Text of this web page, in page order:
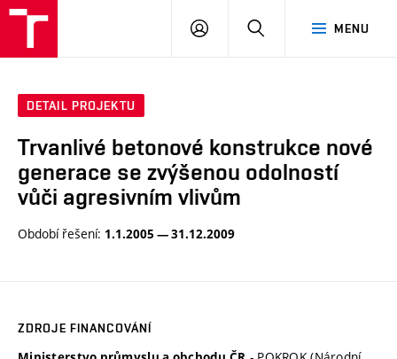
MENU
PŘIHLÁSIT
DETAIL PROJEKTU
Trvanlivé betonové konstrukce nové
generace se zvýšenou odolností
vůči agresivním vlivům
Období řešení: 1.1.2005 — 31.12.2009
ZDROJE FINANCOVÁNÍ